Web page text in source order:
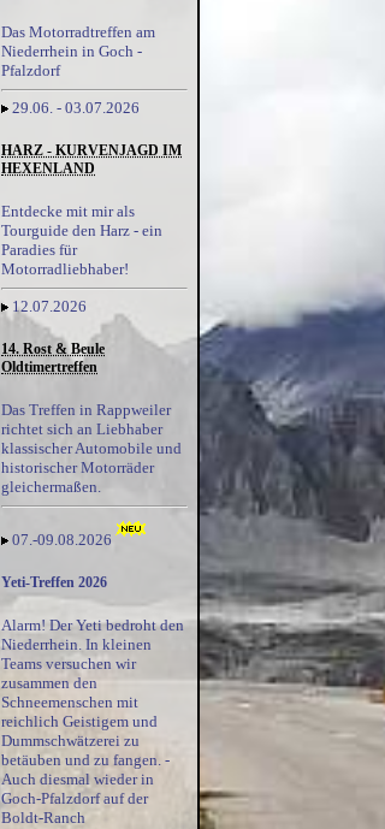
Das Motorradtreffen am
Niederrhein in Goch -
Pfalzdorf
29.06. - 03.07.2026
HARZ - KURVENJAGD IM
HEXENLAND
Entdecke mit mir als
Tourguide den Harz - ein
Paradies für
Motorradliebhaber!
12.07.2026
14. Rost & Beule
Oldtimertreffen
Das Treffen in Rappweiler
richtet sich an Liebhaber
klassischer Automobile und
historischer Motorräder
gleichermaßen.
07.-09.08.2026
Yeti-Treffen 2026
Alarm! Der Yeti bedroht den
Niederrhein. In kleinen
Teams versuchen wir
zusammen den
Schneemenschen mit
reichlich Geistigem und
Dummschwätzerei zu
betäuben und zu fangen. -
Auch diesmal wieder in
Goch-Pfalzdorf auf der
Boldt-Ranch